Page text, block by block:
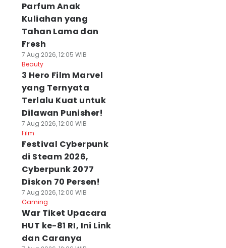
Parfum Anak
Kuliahan yang
Tahan Lama dan
Fresh
7 Aug 2026, 12:05 WIB
Beauty
3 Hero Film Marvel
yang Ternyata
Terlalu Kuat untuk
Dilawan Punisher!
7 Aug 2026, 12:00 WIB
Film
Festival Cyberpunk
di Steam 2026,
Cyberpunk 2077
Diskon 70 Persen!
7 Aug 2026, 12:00 WIB
Gaming
War Tiket Upacara
HUT ke-81 RI, Ini Link
dan Caranya